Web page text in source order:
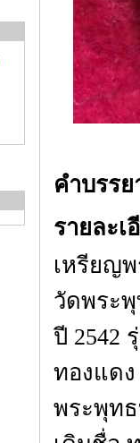
คำบรร
รายละเ
เหรียญ
วัดพระ
ปี 2542
ทองแด
พระพุท